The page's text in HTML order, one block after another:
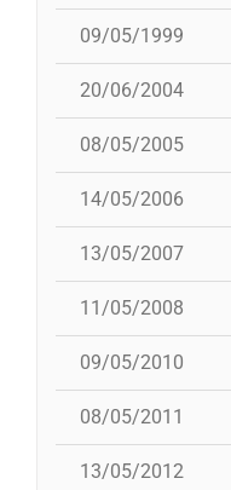
09/05/1999
20/06/2004
08/05/2005
14/05/2006
13/05/2007
11/05/2008
09/05/2010
08/05/2011
13/05/2012